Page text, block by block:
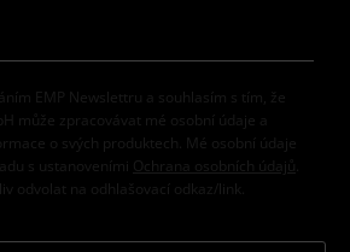
EMP Newslettru a souhlasím s tím, že
může zpracovávat mé osobní údaje a
o svých produktech. Mé osobní údaje
s ustanoveními
Ochrana osobních údajů
odvolat na odhlašovací odkaz/link.